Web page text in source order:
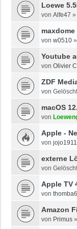
Loewe
von Alfe47 »
von w0510 »
Youtube
von Olivier
ZDF
von
macOS
von
Apple -
von jojo1911
externe
von
Apple TV
von
Amazon
von Primus »